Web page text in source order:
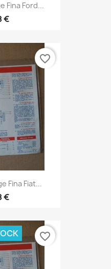
Fina Ford...
€
Fina Fiat...
€
favorite_border
favorite_border